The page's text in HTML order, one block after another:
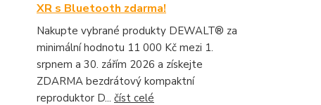
XR s Bluetooth zdarma!
Nakupte vybrané produkty DEWALT® za
minimální hodnotu 11 000 Kč mezi 1.
srpnem a 30. zářím 2026 a získejte
ZDARMA bezdrátový kompaktní
reproduktor D... číst celé